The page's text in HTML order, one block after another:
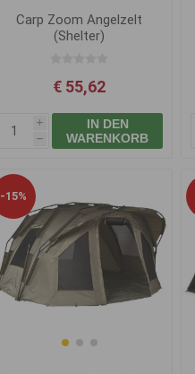
Carp Zoom Angelzelt
(Shelter)
€ 55,62
i
h
IN DEN
WARENKORB
-15%